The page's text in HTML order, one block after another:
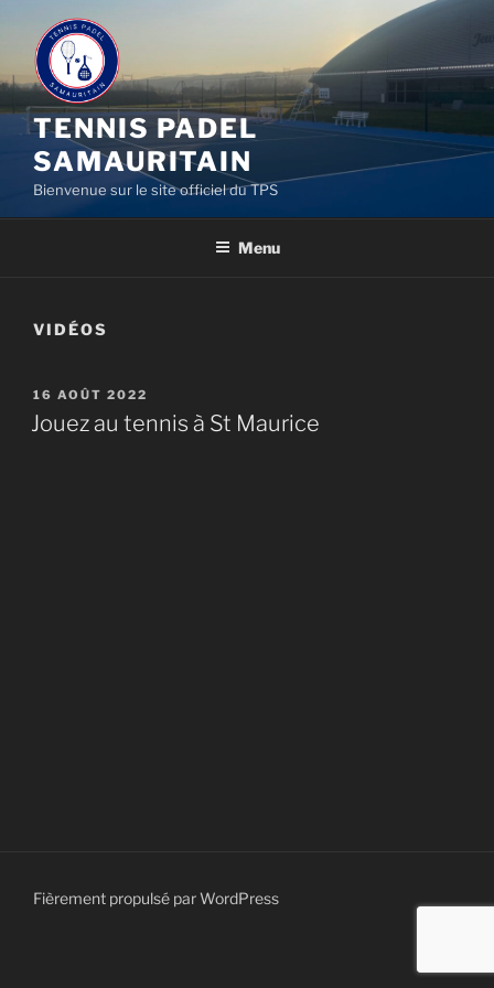
contenu
principal
TENNIS PADEL
SAMAURITAIN
Bienvenue sur le site officiel du TPS
Menu
VIDÉOS
PUBLIÉ
LE
16 AOÛT 2022
Jouez au tennis à St Maurice
Fièrement propulsé par WordPress